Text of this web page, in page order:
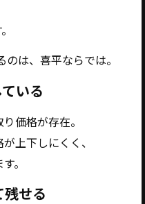
のは、喜平ならでは。
いる
価格が存在。
上下しにくく、
。
せる